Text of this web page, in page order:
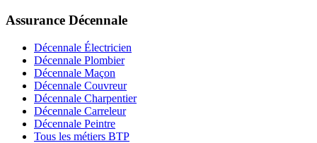
Assurance Décennale
Décennale Électricien
Décennale Plombier
Décennale Maçon
Décennale Couvreur
Décennale Charpentier
Décennale Carreleur
Décennale Peintre
Tous les métiers BTP